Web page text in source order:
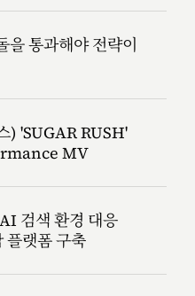
을 통과해야 전략이
) 'SUGAR RUSH'
MV
검색 환경 대응
플랫폼 구축